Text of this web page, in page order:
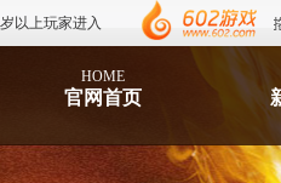
以上玩家进入
HOME
官网首页